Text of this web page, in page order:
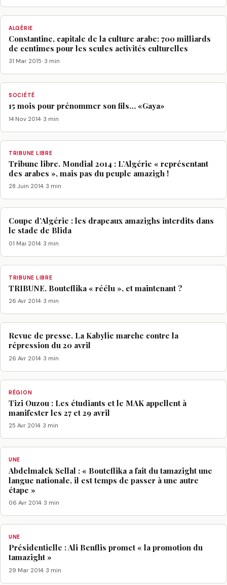
ALGÉRIE
Constantine, capitale de la culture arabe: 700 milliards
de centimes pour les seules activités culturelles
31 Mar 2015· 3 min
SOCIÉTÉ
15 mois pour prénommer son fils… «Gaya»
14 Nov 2014· 3 min
TRIBUNE LIBRE
Tribune libre. Mondial 2014 : L’Algérie « représentant
des arabes », mais pas du peuple amazigh !
28 Juin 2014· 3 min
Coupe d’Algérie : les drapeaux amazighs interdits dans
le stade de Blida
01 Mai 2014· 3 min
TRIBUNE LIBRE
TRIBUNE. Bouteflika « réélu », et maintenant ?
26 Avr 2014· 3 min
Revue de presse. La Kabylie marche contre la
répression du 20 avril
26 Avr 2014· 3 min
RÉGION
Tizi Ouzou : Les étudiants et le MAK appellent à
manifester les 27 et 29 avril
25 Avr 2014· 3 min
UNE
Abdelmalek Sellal : « Bouteflika a fait du tamazight une
langue nationale, il est temps de passer à une autre
étape »
06 Avr 2014· 3 min
UNE
Présidentielle : Ali Benflis promet « la promotion du
tamazight »
29 Mar 2014· 3 min